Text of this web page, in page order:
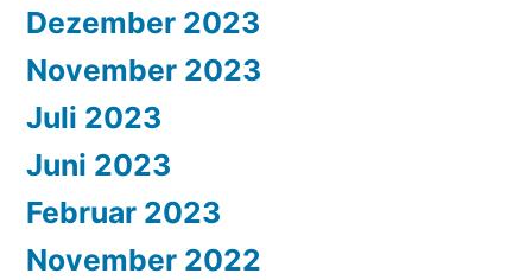
Dezember 2023
November 2023
Juli 2023
Juni 2023
Februar 2023
November 2022